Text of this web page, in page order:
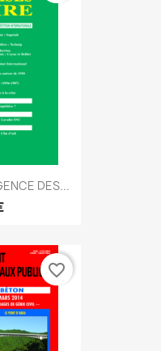
DES...
favorite_border